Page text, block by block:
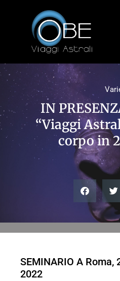
IN
“Viaggi
corpo in
SEMINARIO A Roma,
2022